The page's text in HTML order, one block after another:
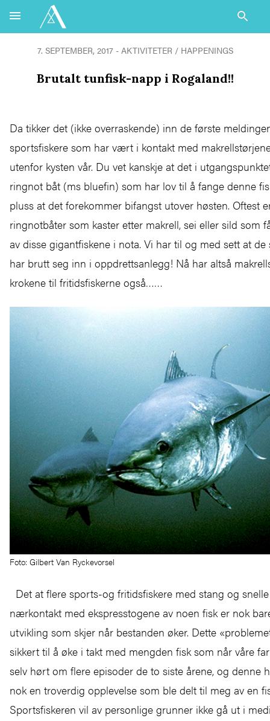
7. SEPTEMBER, 2017 - AKTIVITETER / HAPPENINGS
Brutalt tunfisk-napp i Rogaland!!
Da tikker det (ikke overraskende) inn de første
sportsfiskere som har vært i kontakt med
utenfor kysten vår. Du vet kanskje at det i
ringnot båt (ms bluefin) som har lov til å fange denne
pluss at det forekommer bifangst utover høsten. Oftest
ringnotbåter som kaster etter makrell, sei eller sild som
av disse gigantfiskene i nota. Vi har til og med sett at de
har brutt seg inn i oppdrettsanlegg! Nå har altså
krokene til fritidsfiskerne også……
Foto: Gilbert Van Ryckevorsel
Det at flere sports-og fritidsfiskere med stang og
nærkontakt med ekspresstogene av noen fisk er nok
utvikling som skjer når bestanden øker. Dette
sikkert til å øke i takt med mengden fisk som når våre
selv hørt om flere episoder de to siste årene, og denne
nok en troverdig opplevelse som ble delt til meg av en
Sportsfiskeren vil av personlige grunner ikke gå ut i